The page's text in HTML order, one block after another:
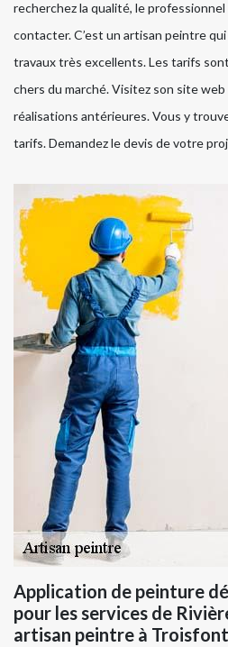
recherchez la qualité, le
contacter. C’est un artisan peintre
travaux très excellents. Les tarifs
chers du marché. Visitez son site
réalisations antérieures. Vous y
tarifs. Demandez le devis de votre
Application de peinture
pour les services de
artisan peintre à